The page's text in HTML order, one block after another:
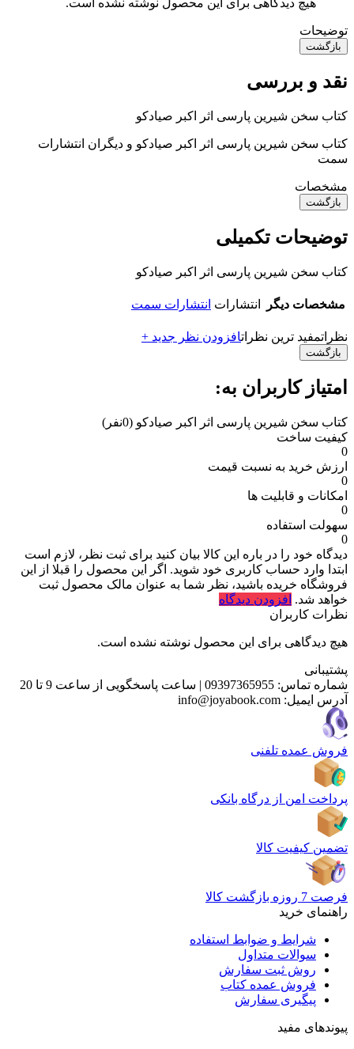
هیچ دیدگاهی برای این محصول نوشته نشده است.
توضیحات
بازگشت
نقد و بررسی
کتاب سخن شیرین پارسی اثر اکبر صیادکو
کتاب سخن شیرین پارسی اثر اکبر صیادکو و دیگران انتشارات
سمت
مشخصات
بازگشت
توضیحات تکمیلی
کتاب سخن شیرین پارسی اثر اکبر صیادکو
مشخصات دیگر انتشارات انتشارات سمت
نظراتمفید ترین نظراتافزودن نظر جدید +
بازگشت
امتیاز کاربران به:
کتاب سخن شیرین پارسی اثر اکبر صیادکو (0نفر)
کیفیت ساخت
0
ارزش خرید به نسبت قیمت
0
امکانات و قابلیت ها
0
سهولت استفاده
0
دیدگاه خود را در باره این کالا بیان کنید برای ثبت نظر، لازم است
ابتدا وارد حساب کاربری خود شوید. اگر این محصول را قبلا از این
فروشگاه خریده باشید، نظر شما به عنوان مالک محصول ثبت
خواهد شد. افزودن دیدگاه
نظرات کاربران
هیچ دیدگاهی برای این محصول نوشته نشده است.
پشتیبانی
شماره تماس: 09397365955
| ساعت پاسخگویی از ساعت 9 تا 20
آدرس ایمیل: info@joyabook.com
فروش عمده تلفنی
پرداخت امن از درگاه بانکی
تضمین کیفیت کالا
فرصت 7 روزه بازگشت کالا
راهنمای خرید
شرایط و ضوابط استفاده
سوالات متداول
روش ثبت سفارش
فروش عمده کتاب
پیگیری سفارش
پیوندهای مفید